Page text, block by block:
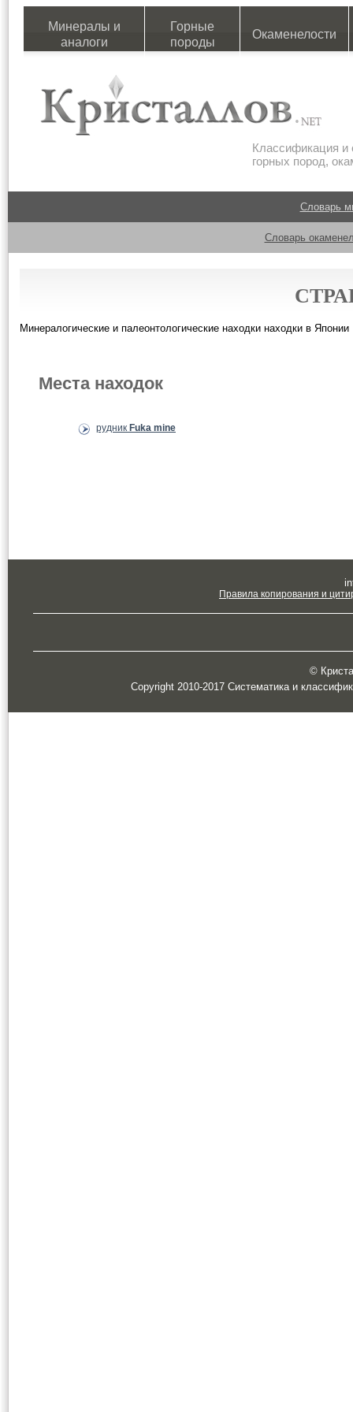
Минералы и
аналоги
Горные
породы
Окаменелости
Классификация и
горных пород,
Словарь
Словарь
Минералогические и палеонтологические находки находки в Японии
Места находок
рудник Fuka mine
Правила копирования и
©
Copyright 2010-2017 Систематика и